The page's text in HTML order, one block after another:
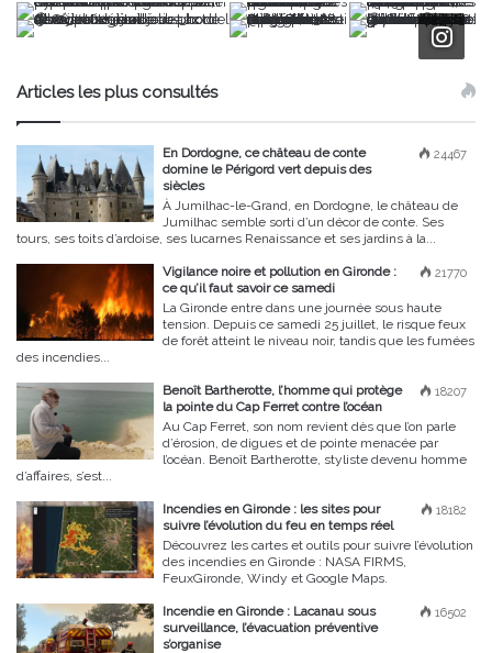
Articles les plus consultés
24467
En Dordogne, ce château de conte
domine le Périgord vert depuis des
siècles
À Jumilhac-le-Grand, en Dordogne, le château de
Jumilhac semble sorti d’un décor de conte. Ses
tours, ses toits d’ardoise, ses lucarnes Renaissance et ses jardins à la...
21770
Vigilance noire et pollution en Gironde :
ce qu’il faut savoir ce samedi
La Gironde entre dans une journée sous haute
tension. Depuis ce samedi 25 juillet, le risque feux
de forêt atteint le niveau noir, tandis que les fumées
des incendies...
18207
Benoît Bartherotte, l’homme qui protège
la pointe du Cap Ferret contre l’océan
Au Cap Ferret, son nom revient dès que l’on parle
d’érosion, de digues et de pointe menacée par
l’océan. Benoît Bartherotte, styliste devenu homme
d’affaires, s’est...
18182
Incendies en Gironde : les sites pour
suivre l’évolution du feu en temps réel
Découvrez les cartes et outils pour suivre l’évolution
des incendies en Gironde : NASA FIRMS,
FeuxGironde, Windy et Google Maps.
16502
Incendie en Gironde : Lacanau sous
surveillance, l’évacuation préventive
s’organise